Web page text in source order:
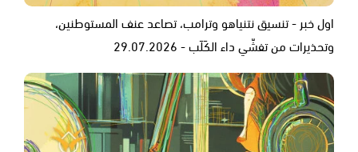
اول خبر - تنسيق نتنياهو وترامب، تصاعد عنف المستوطنين،
وتحذيرات من تفشّي داء الكَلَب - 29.07.2026